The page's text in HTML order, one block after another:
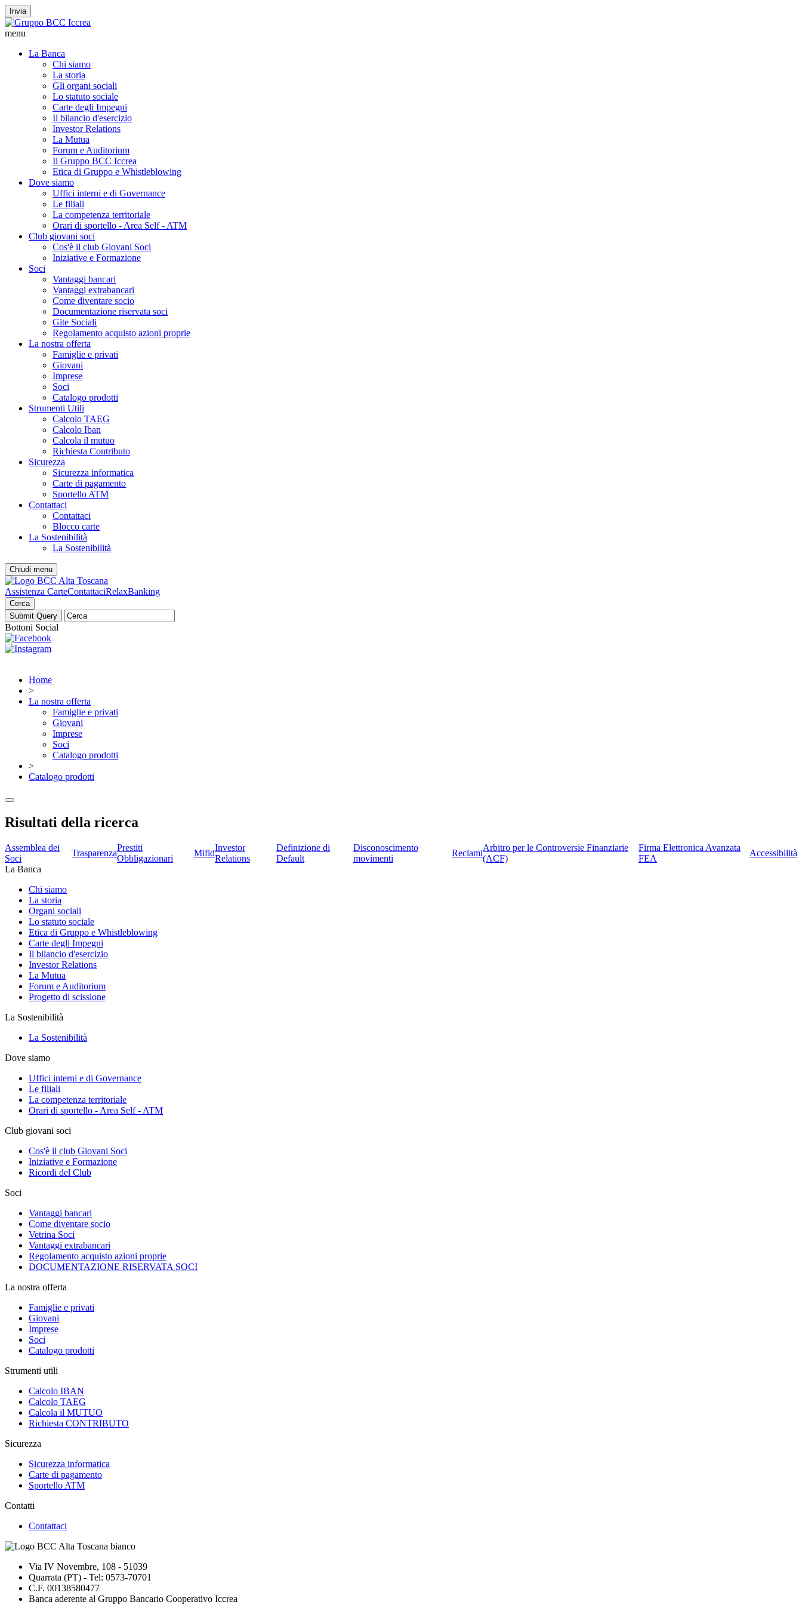
Invia
menu
La Banca
Chi siamo
La storia
Gli organi sociali
Lo statuto sociale
Carte degli Impegni
Il bilancio d'esercizio
Investor Relations
La Mutua
Forum e Auditorium
Il Gruppo BCC Iccrea
Etica di Gruppo e Whistleblowing
Dove siamo
Uffici interni e di Governance
Le filiali
La competenza territoriale
Orari di sportello - Area Self - ATM
Club giovani soci
Cos'è il club Giovani Soci
Iniziative e Formazione
Soci
Vantaggi bancari
Vantaggi extrabancari
Come diventare socio
Documentazione riservata soci
Gite Sociali
Regolamento acquisto azioni proprie
La nostra offerta
Famiglie e privati
Giovani
Imprese
Soci
Catalogo prodotti
Strumenti Utili
Calcolo TAEG
Calcolo Iban
Calcola il mutuo
Richiesta Contributo
Sicurezza
Sicurezza informatica
Carte di pagamento
Sportello ATM
Contattaci
Contattaci
Blocco carte
La Sostenibilità
La Sostenibilità
Chiudi menu
Assistenza CarteContattaciRelaxBanking
Cerca
Bottoni Social
Home
>
La nostra offerta
Famiglie e privati
Giovani
Imprese
Soci
Catalogo prodotti
>
Catalogo prodotti
Risultati della ricerca
Assemblea dei
Soci
Trasparenza
Prestiti
Obbligazionari
Mifid
Investor
Relations
Definizione di
Default
Disconoscimento
movimenti
Reclami
Arbitro per le Controversie Finanziarie
(ACF)
Firma Elettronica Avanzata
FEA
Accessibilità
La Banca
Chi siamo
La storia
Organi sociali
Lo statuto sociale
Etica di Gruppo e Whistleblowing
Carte degli Impegni
Il bilancio d'esercizio
Investor Relations
La Mutua
Forum e Auditorium
Progetto di scissione
La Sostenibilità
La Sostenibilità
Dove siamo
Uffici interni e di Governance
Le filiali
La competenza territoriale
Orari di sportello - Area Self - ATM
Club giovani soci
Cos'è il club Giovani Soci
Iniziative e Formazione
Ricordi del Club
Soci
Vantaggi bancari
Come diventare socio
Vetrina Soci
Vantaggi extrabancari
Regolamento acquisto azioni proprie
DOCUMENTAZIONE RISERVATA SOCI
La nostra offerta
Famiglie e privati
Giovani
Imprese
Soci
Catalogo prodotti
Strumenti utili
Calcolo IBAN
Calcolo TAEG
Calcola il MUTUO
Richiesta CONTRIBUTO
Sicurezza
Sicurezza informatica
Carte di pagamento
Sportello ATM
Contatti
Contattaci
Via IV Novembre, 108 - 51039
Quarrata (PT) - Tel: 0573-70701
C.F. 00138580477
Banca aderente al Gruppo Bancario Cooperativo Iccrea